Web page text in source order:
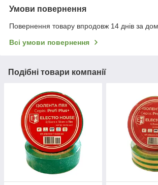
Умови повернення
Повернення товару впродовж 14 днів за
Всі умови повернення
Подібні товари компанії